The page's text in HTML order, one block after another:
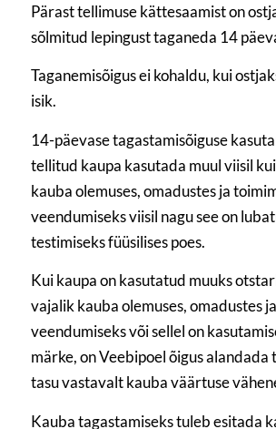
Pärast tellimuse kättesaamist on
sõlmitud lepingust taganeda 14
Taganemisõigus ei kohaldu, kui
isik.
14-päevase tagastamisõiguse
tellitud kaupa kasutada muul viisil
kauba olemuses, omadustes ja
veendumiseks viisil nagu see on
testimiseks füüsilises poes.
Kui kaupa on kasutatud muuks
vajalik kauba olemuses, omadustes
veendumiseks või sellel on
märke, on Veebipoel õigus
tasu vastavalt kauba väärtuse
Kauba tagastamiseks tuleb esitada